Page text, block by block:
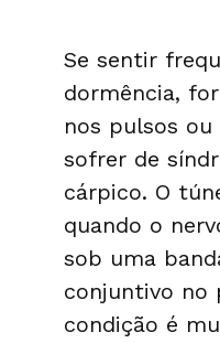
Se sentir
dormência,
nos pulsos ou
sofrer de
cárpico. O
quando o
sob uma
conjuntivo no
condição é